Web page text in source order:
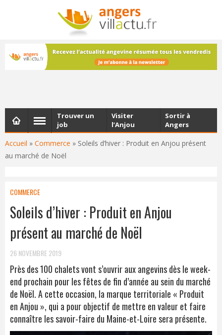
NEWSLETTER
Les dernières actualités d'Angers, chaque vendredi dans
votre boîte e-mail
Accueil » Commerce » Soleils d’hiver : Produit en Anjou présent
au marché de Noël
Trouver un
job
Visiter
l’Anjou
Sortir à
Angers
COMMERCE
Soleils d’hiver : Produit en Anjou
présent au marché de Noël
26 NOVEMBRE 2019
Près des 100 chalets vont s’ouvrir aux angevins dès le week-
end prochain pour les fêtes de fin d’année au sein du marché
de Noël. A cette occasion, la marque territoriale « Produit
en Anjou », qui a pour objectif de mettre en valeur et faire
connaître les savoir-faire du Maine-et-Loire sera présente.